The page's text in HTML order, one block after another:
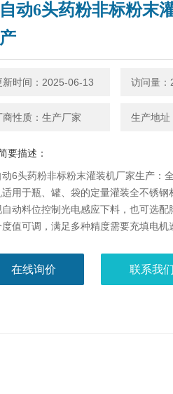
动6头药粉非标粉末
新时间：2025-06-13 访问量：
商性质：生产厂家 生产地址
要描述：
动6头药粉非标粉末灌装机厂家生产：
适用于瓶、罐、袋的定量灌装全不锈钢
自动料位控制光电感应下料，也可选配
度值可调，满足多种精度需要充填电机
在线询价 联系我们